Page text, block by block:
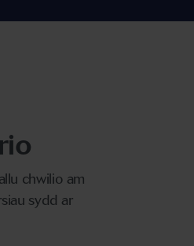
chwilio am
sydd ar